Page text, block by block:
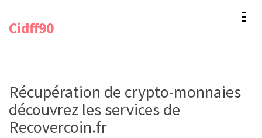
Cidff90
Récupération de crypto-monnaies :
découvrez les services de
Recovercoin.fr